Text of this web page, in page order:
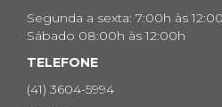
Segunda a sexta: 7:00h às
Sábado 08:00h às 12:00h
TELEFONE
(41) 3604-5994